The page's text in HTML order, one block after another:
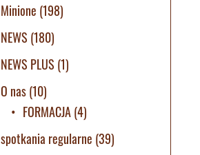
Minione (198)
NEWS (180)
NEWS PLUS (1)
O nas(10)
FORMACJA(4)
spotkania regularne (39)